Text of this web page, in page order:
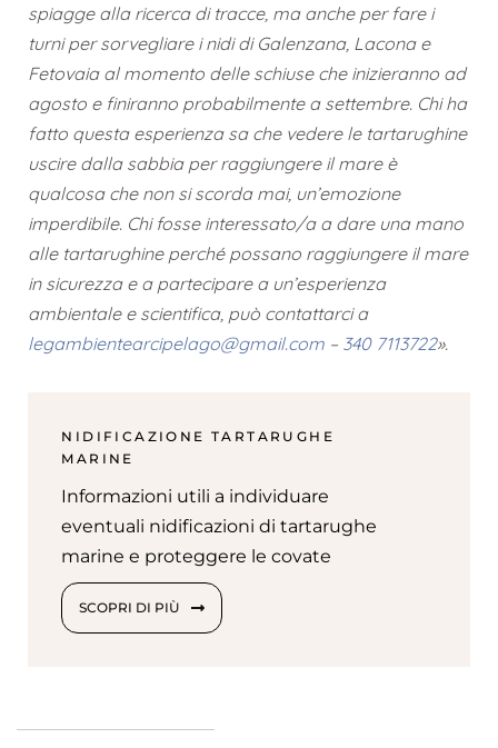
spiagge alla ricerca di tracce, ma anche per fare i
turni per sorvegliare i nidi di Galenzana, Lacona e
Fetovaia al momento delle schiuse che inizieranno ad
agosto e finiranno probabilmente a settembre. Chi ha
fatto questa esperienza sa che vedere le tartarughine
uscire dalla sabbia per raggiungere il mare è
qualcosa che non si scorda mai, un’emozione
imperdibile. Chi fosse interessato/a a dare una mano
alle tartarughine perché possano raggiungere il mare
in sicurezza e a partecipare a un’esperienza
ambientale e scientifica, può contattarci a
legambientearcipelago@gmail.com – 340 7113722».
NIDIFICAZIONE TARTARUGHE
MARINE
Informazioni utili a individuare
eventuali nidificazioni di tartarughe
marine e proteggere le covate
SCOPRI DI PIÙ